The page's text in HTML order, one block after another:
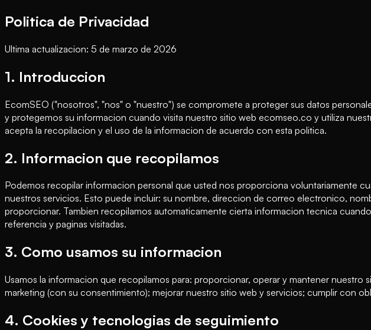
Politica de Privacidad
Ultima actualizacion: 5 de marzo de 2026
1. Introduccion
EcomSEO ("nosotros", "nos" o "nuestro") se compromete a proteger sus datos
y protegemos su informacion cuando visita nuestro sitio web ecomseo.co y utiliza
acepta la recopilacion y el uso de la informacion de acuerdo con esta politica.
2. Informacion que recopilamos
Podemos recopilar informacion personal que usted nos proporciona voluntariamente
nuestros servicios. Esto puede incluir: su nombre, direccion de correo electronico,
proporcionar. Tambien recopilamos automaticamente cierta informacion tecnica
referencia y paginas visitadas.
3. Como usamos su informacion
Usamos la informacion que recopilamos para: proporcionar, operar y mantener
marketing (con su consentimiento); mejorar nuestro sitio web y servicios; cumplir con
4. Cookies y tecnologias de seguimiento